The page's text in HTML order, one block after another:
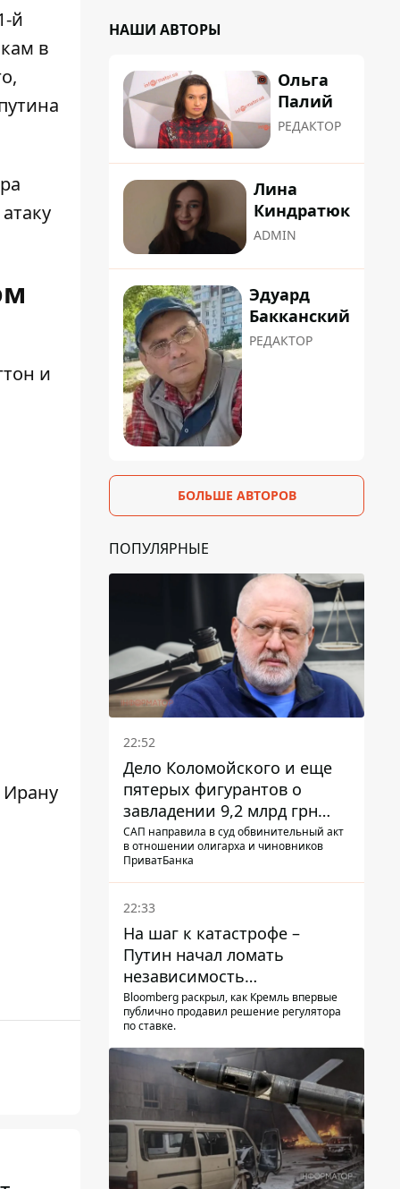
й
в
и
Ирану
НАШИ АВТОРЫ
Ольга
Палий
РЕДАКТОР
Лина
Киндратюк
ADMIN
Эдуард
Бакканский
РЕДАКТОР
БОЛЬШЕ АВТОРОВ
ПОПУЛЯРНЫЕ
22:52
Дело Коломойского и еще
пятерых фигурантов о
завладении 9,2 млрд грн
ПриватБанка направили в
суд
САП направила в суд обвинительный акт
в отношении олигарха и чиновников
ПриватБанка
22:33
На шаг к катастрофе –
Путин начал ломать
независимость
собственного Центробанка,
заставив снизить базовую
Bloomberg раскрыл, как Кремль впервые
публично продавил решение регулятора
по ставке.